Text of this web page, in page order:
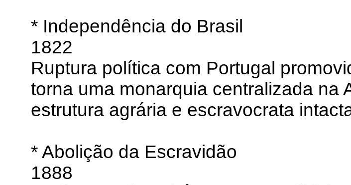
* Independência do Brasil
1822
Ruptura política com Portugal
torna uma monarquia centralizada na
estrutura agrária e escravocrata
* Abolição da Escravidão
1888